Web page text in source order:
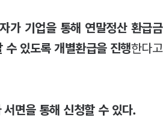
가 기업을 통해 연말정산 환급금
있도록 개별환급을 진행한다고
면을 통해 신청할 수 있다.